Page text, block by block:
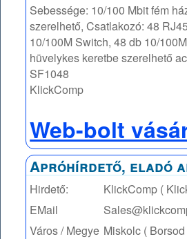
Sebessége: 10/100 Mbit fém
szerelhető, Csatlakozó: 48
10/100M Switch, 48 db 10/
hüvelykes keretbe szerelhető
SF1048
KlickComp
Web-bolt
Apróhírdető, eladó
Hirdető:
KlickComp (
EMail
Város / Megye Miskolc ( Borsod